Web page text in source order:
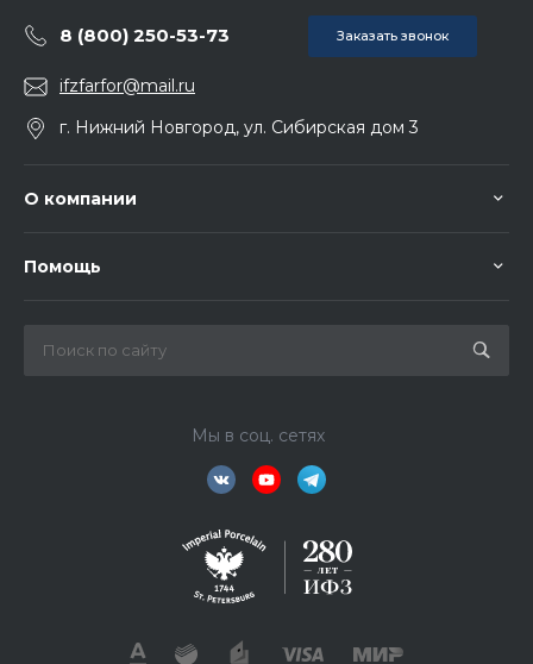
8 (800) 250-53-73 Заказать звонок
ifzfarfor@mail.ru
г. Нижний Новгород, ул. Сибирская дом 3
О компании
Помощь
Мы в соц. сетях